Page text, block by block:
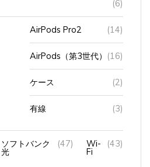
AirPods Pro2 (14)
AirPods（第3世代）(16)
ケース (2)
有線 (3)
ソフトバンク (47) Wi-
Fi
(43)